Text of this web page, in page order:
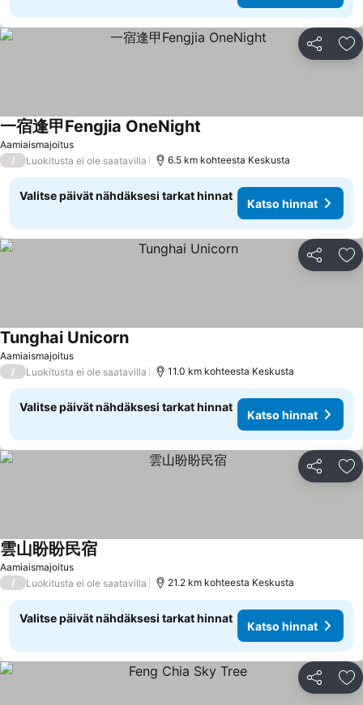
Jaa
Aamiaismajoitus
一宿逢甲Fengjia OneNight
/ Luokitusta ei ole saatavilla 6.5 km kohteesta Keskusta
Valitse päivät nähdäksesi tarkat hinnat
Katso hinnat
Jaa
Aamiaismajoitus
Tunghai UnicornKatso hinnat
/ Luokitusta ei ole saatavilla 11.0 km kohteesta Keskusta
Valitse päivät nähdäksesi tarkat hinnat
Katso hinnat
Jaa
Aamiaismajoitus
雲山盼盼民宿
/ Luokitusta ei ole saatavilla 21.2 km kohteesta Keskusta
Valitse päivät nähdäksesi tarkat hinnat
Katso hinnat
Jaa